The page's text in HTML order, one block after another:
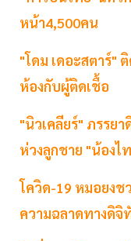
หน้า4,500คน
"โดม เดอะสตาร์"
ห้องกับผู้ติดเชื้อ
"นิวเคลียร์" ภรรย
ห่วงลูกชาย "น้องไ
โควิด-19 หมอยงช
ความฉลาดทางดิจิ